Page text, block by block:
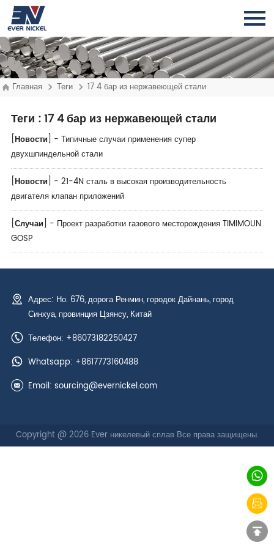
Главная Теги 17 4 бар из нержавеющей стали
Теги : 17 4 бар из нержавеющей стали
[Новости] - Типичные случаи применения супер
двухшпиндельной стали
[Новости] - 21-4N сталь в высокая производительность
двигателя клапан приложений
[Случаи] - Проект разработки газового месторождения TIMIMOUN
GOSP
Адрес: Но. 676, дорога Ренмин, городок Дайнань, город
Синхуа, провинция Цзянсу, Китай
Телефон: +86073182250427
Whatsapp: +8617773160488
Email: sourcing@evernickel.com
Copyright @ 2026 Ever никелевый сплав Все права защищены.